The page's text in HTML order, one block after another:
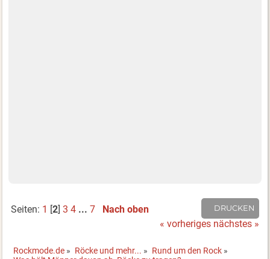
DRUCKEN
Seiten: 1 [2] 3 4 ... 7
Nach oben
« vorheriges nächstes »
Rockmode.de » Röcke und mehr... » Rund um den Rock »